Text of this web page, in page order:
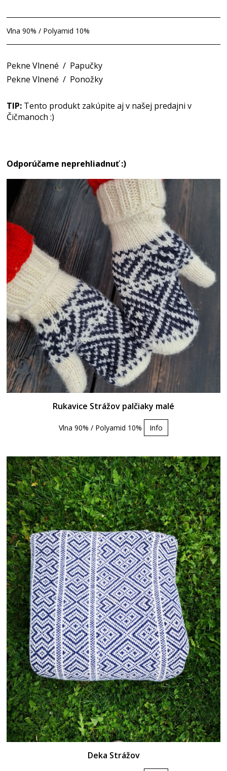
Vlna 90% / Polyamid 10%
Pekne Vlnené / Papučky
Pekne Vlnené / Ponožky
TIP: Tento produkt zakúpite aj v našej predajni v
Čičmanoch :)
Odporúčame neprehliadnuť :)
Rukavice Strážov palčiaky malé
Vlna 90% / Polyamid 10% Info
Deka Strážov